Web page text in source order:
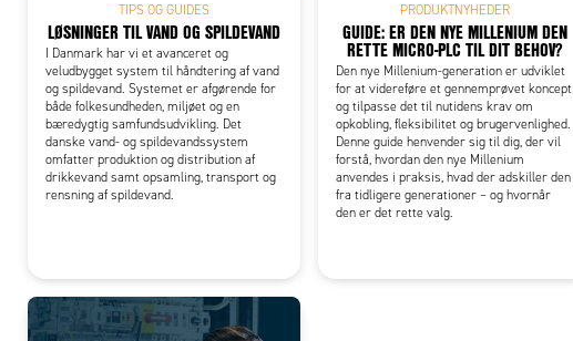
TIPS OG GUIDES
LØSNINGER TIL VAND OG SPILDEVAND
I Danmark har vi et avanceret og
veludbygget system til håndtering af vand
og spildevand. Systemet er afgørende for
både folkesundheden, miljøet og en
bæredygtig samfundsudvikling. Det
danske vand- og spildevandssystem
omfatter produktion og distribution af
drikkevand samt opsamling, transport og
rensning af spildevand.
PRODUKTNYHEDER
GUIDE: ER DEN NYE MILLENIUM DEN
RETTE MICRO-PLC TIL DIT BEHOV?
Den nye Millenium-generation er udviklet
for at videreføre et gennemprøvet koncept
og tilpasse det til nutidens krav om
opkobling, fleksibilitet og brugervenlighed.
Denne guide henvender sig til dig, der vil
forstå, hvordan den nye Millenium
anvendes i praksis, hvad der adskiller den
fra tidligere generationer – og hvornår
den er det rette valg.